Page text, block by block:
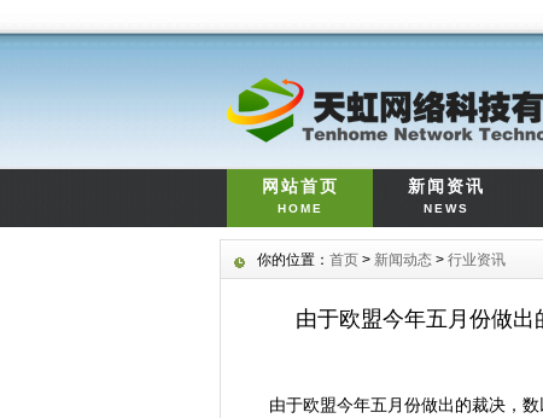
网站首页
HOME
新闻资讯
NEWS
你的位置： 首页 > 新闻动态 > 行业资讯
由于欧盟今年五月份做
由于欧盟今年五月份做出的裁决，